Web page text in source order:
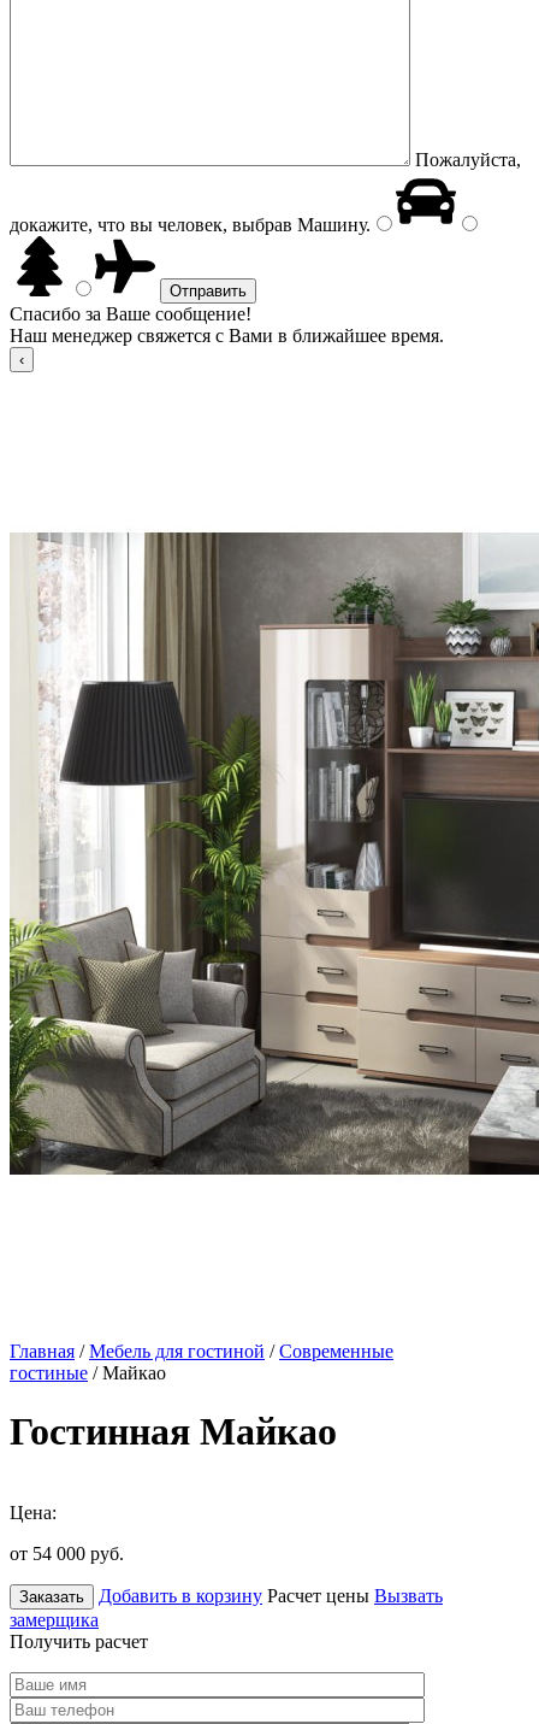
Пожалуйста,
докажите, что вы человек, выбрав Машину.
Спасибо за Ваше сообщение!
Наш менеджер свяжется с Вами в ближайшее время.
Главная /Мебель для гостиной /Современные
гостиные / Майкао
Гостинная Майкао
Цена:
от 54 000 руб.
Заказать Добавить в корзину Расчет цены Вызвать
замерщика
Получить расчет